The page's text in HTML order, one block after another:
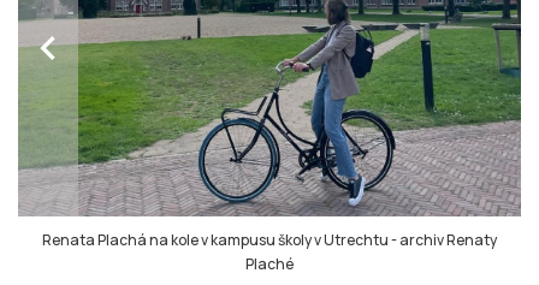
chevron_left
Renata Plachá na kole v kampusu školy v Utrechtu-archiv Renaty
Plaché